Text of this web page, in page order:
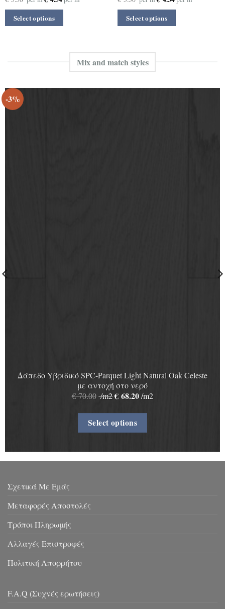
Select options Select options
Mix and match styles
-3%
Δάπεδο Yβριδικό SPC-Parquet Light Natural Oak Celeste
με αντοχή στο νερό
€70.00 /m2€ 68.20/m2
Select options
Σχετικά Με Εμάς
Μεταφορές Αποστολές
Τρόποι Πληρωμής
Αλλαγές Επιστροφές
Πολιτική Απορρήτου
F.A.Q (Συχνές ερωτήσεις)